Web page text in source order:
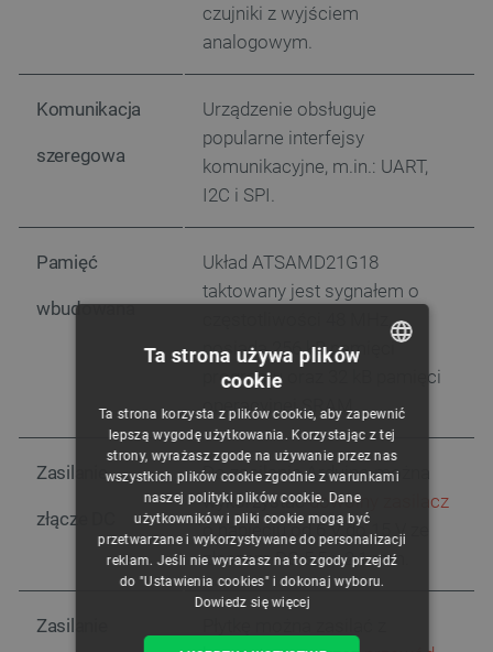
czujniki z wyjściem
analogowym.
Komunikacja
szeregowa
Urządzenie obsługuje
popularne interfejsy
komunikacyjne, m.in.: UART,
I2C i SPI.
Pamięć
wbudowana
Układ ATSAMD21G18
taktowany jest sygnałem o
posiada 256 kB pamięci
programu oraz 32 kB pamięci
operacyjnej SRAM.
Zasilanie
złącze DC
Do zasilania Arduino można
wykorzystaćdowolny zasilacz
o napięciu od 6 V do 15 V ze
złączem DC 5,5 x 2,1 mm.
Zasilanie
CZECH
ENGLISH
GERMAN
Ta strona używa plików
cookie
Ta strona korzysta z plików cookie, aby zapewnić
lepszą wygodę użytkowania. Korzystając z tej
strony, wyrażasz zgodę na używanie przez nas
wszystkich plików cookie zgodnie z warunkami
naszej polityki plików cookie. Dane
użytkowników i pliki cookie mogą być
przetwarzane i wykorzystywane do personalizacji
reklam. Jeśli nie wyrażasz na to zgody przejdź
do "Ustawienia cookies" i dokonaj wyboru.
Dowiedz się więcej